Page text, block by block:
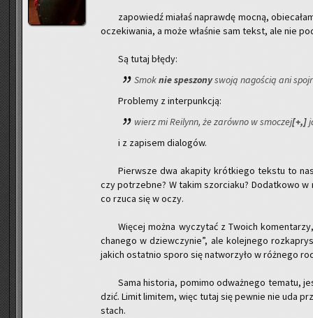
za­po­wiedź mia­łaś na­praw­dę mocną,
ocze­ki­wa­nia, a może wła­śnie sam tekst, ale nie
Są tutaj błędy:
Smoknie spe­szo­nyswoją na­go­ścią ani
Pro­ble­my z in­ter­punk­cją:
wierz mi Re­ilynn, że za­rów­no w smo­czej[+,]
i z za­pi­sem dia­lo­gów.
Pierw­sze dwa aka­pi­ty krót­kie­go tek­stu to
czy po­trzeb­ne? W takim szor­cia­ku? Do­dat­ko­wo
co rzuca się w oczy.
Wię­cej można wy­czy­tać z Two­ich
cha­ne­go w dziew­czy­nie”, ale ko­lej­ne­go
ja­kich ostat­nio sporo się na­two­rzy­ło w róż­ne­go
Sama hi­sto­ria, po­mi­mo od­waż­ne­go te­ma­tu,
dzić. Limit li­mi­tem, więc tutaj się pew­nie nie uda
stach.